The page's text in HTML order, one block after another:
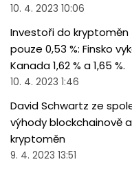
10. 4. 2023 10:06
Investoři do
pouze 0,53 %: Finsko
Kanada 1,62 % a 1,65 %.
10. 4. 2023 1:46
David Schwartz ze
výhody blockchainově
kryptoměn
9. 4. 2023 13:51